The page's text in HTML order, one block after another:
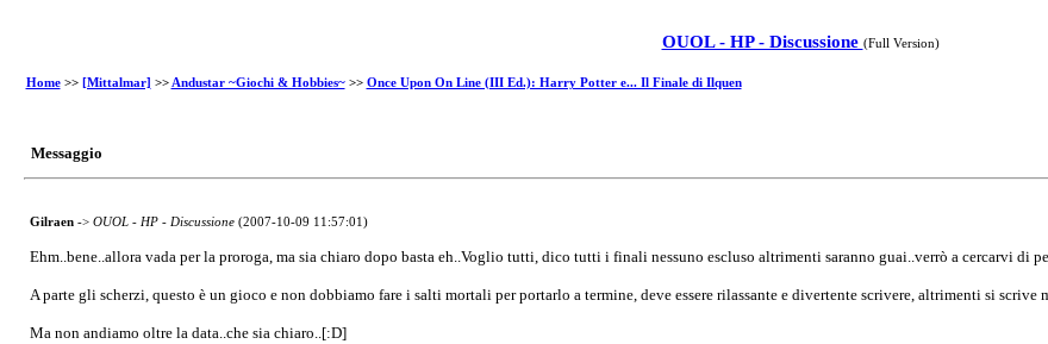
OUOL - HP - Discussione (Full Version)
Home>> [Mittalmar] >> Andustar ~Giochi & Hobbies~>> Once Upon On Line (III Ed.): Harry Potter e... Il Finale di Ilquen
Messaggio
Gilraen-> OUOL - HP - Discussione (2007-10-09 11:57:01)
Ehm..bene..allora vada per la proroga, ma sia chiaro dopo basta eh..Voglio tutti, dico tutti i finali nessuno escluso altrimenti saranno guai..verrò a cercarvi di
A parte gli scherzi, questo è un gioco e non dobbiamo fare i salti mortali per portarlo a termine, deve essere rilassante e divertente scrivere, altrimenti si scrive
Ma non andiamo oltre la data..che sia chiaro..[:D]